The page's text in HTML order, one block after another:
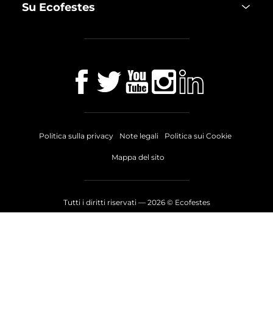
Su Ecofestes
Politica sulla privacy Note legali Politica sui Cookie
Mappa del sito
Tutti i diritti riservati — 2026© Ecofestes